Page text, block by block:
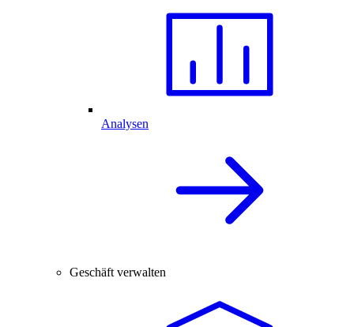
Analysen
Geschäft verwalten